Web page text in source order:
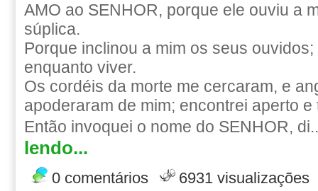
AMO ao SENHOR, porque ele ouviu a
súplica.
Porque inclinou a mim os seus
enquanto viver.
Os cordéis da morte me cercaram, e
apoderaram de mim; encontrei aperto e
Então invoquei o nome do SENHOR,
lendo...
0 comentários 6931 visualizações